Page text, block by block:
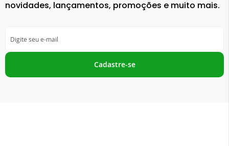
novidades, lançamentos, promoções e muito mais.
se
na
Newsletter:
Cadastre-se